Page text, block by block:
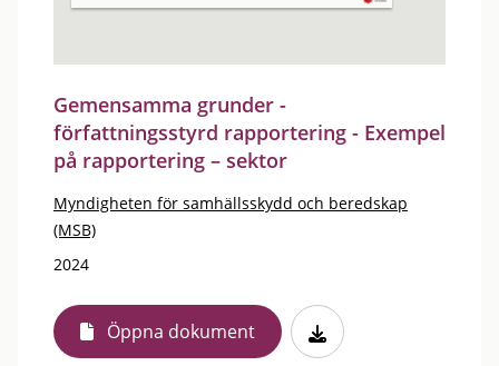
Gemensamma grunder -
författningsstyrd rapportering - Exempel
på rapportering – sektor
Myndigheten för samhällsskydd och beredskap
(MSB)
2024
Öppna dokument